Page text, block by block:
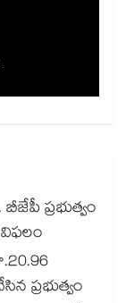
ప్రభుత్వం
ప్రభుత్వం